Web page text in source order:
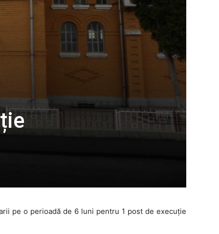
pe o perioadă de 6 luni pentru 1 post de execuție